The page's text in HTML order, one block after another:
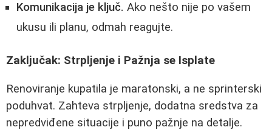
Komunikacija je ključ. Ako nešto nije po vašem
ukusu ili planu, odmah reagujte.
Zaključak: Strpljenje i Pažnja se Isplate
Renoviranje kupatila je maratonski, a ne sprinterski
poduhvat. Zahteva strpljenje, dodatna sredstva za
nepredviđene situacije i puno pažnje na detalje.